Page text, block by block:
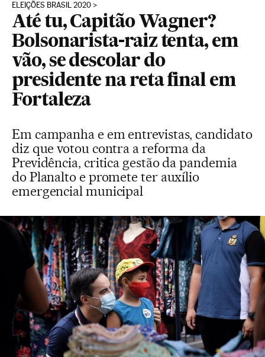
ELEIÇÕES BRASIL 2020
Até tu, Capitão Wagner?
Bolsonarista-raiz tenta, em
vão, se descolar do
presidente na reta final em
Fortaleza
Em campanha e em entrevistas, candidato
diz que votou contra a reforma da
Previdência, critica gestão da pandemia
do Planalto e promete ter auxílio
emergencial municipal